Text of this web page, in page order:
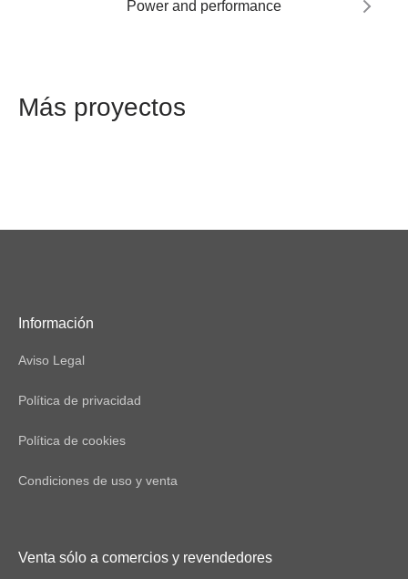
Power and performance
Más proyectos
Información
Aviso Legal
Política de privacidad
Política de cookies
Condiciones de uso y venta
Venta sólo a comercios y revendedores